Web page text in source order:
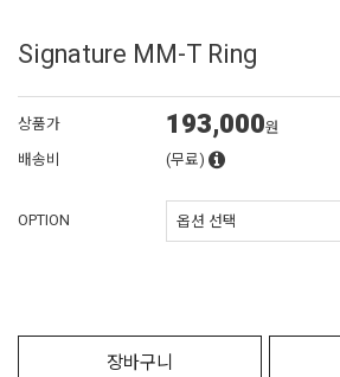
Signature MM-T Ring
상품가 193,000원
배송비
(무료)
OPTION
장바구니